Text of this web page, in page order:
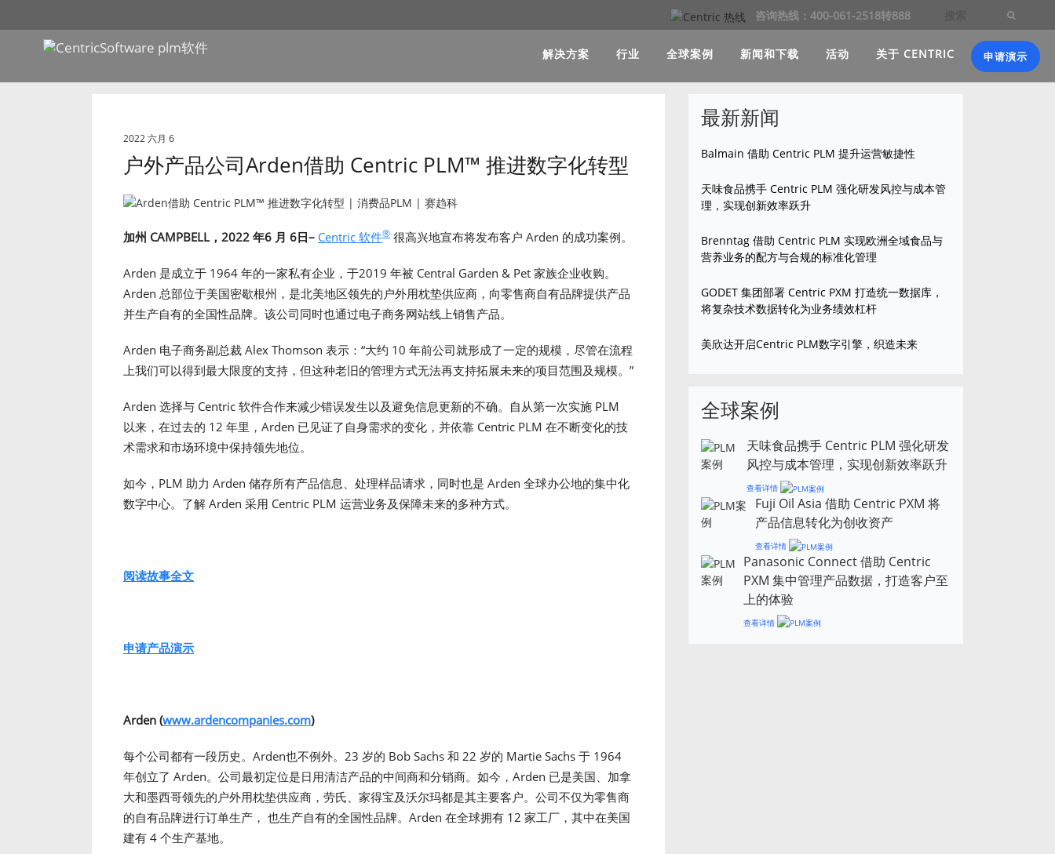
咨询热线：400-061-2518转888
解决方案 行业 全球案例 新闻和下载 活动 关于 CENTRIC 申请演示
2022 六月 6
户外产品公司Arden借助 Centric PLM™ 推进数字化转型
加州 CAMPBELL，2022 年6 月 6日– Centric 软件® 很高兴地宣布将发布客户 Arden 的成功案例。
Arden 是成立于 1964 年的一家私有企业，于2019 年被 Central Garden & Pet 家族企业收购。
Arden 总部位于美国密歇根州，是北美地区领先的户外用枕垫供应商，向零售商自有品牌提供产品
并生产自有的全国性品牌。该公司同时也通过电子商务网站线上销售产品。
Arden 电子商务副总裁 Alex Thomson 表示：“大约 10 年前公司就形成了一定的规模，尽管在流程
上我们可以得到最大限度的支持，但这种老旧的管理方式无法再支持拓展未来的项目范围及规模。”
Arden 选择与 Centric 软件合作来减少错误发生以及避免信息更新的不确。自从第一次实施 PLM
以来，在过去的 12 年里，Arden 已见证了自身需求的变化，并依靠 Centric PLM 在不断变化的技
术需求和市场环境中保持领先地位。
如今，PLM 助力 Arden 储存所有产品信息、处理样品请求，同时也是 Arden 全球办公地的集中化
数字中心。了解 Arden 采用 Centric PLM 运营业务及保障未来的多种方式。
阅读故事全文
申请产品演示
Arden (www.ardencompanies.com)
每个公司都有一段历史。Arden也不例外。23 岁的 Bob Sachs 和 22 岁的 Martie Sachs 于 1964
年创立了 Arden。公司最初定位是日用清洁产品的中间商和分销商。如今，Arden 已是美国、加拿
大和墨西哥领先的户外用枕垫供应商，劳氏、家得宝及沃尔玛都是其主要客户。公司不仅为零售商
的自有品牌进行订单生产， 也生产自有的全国性品牌。Arden 在全球拥有 12 家工厂，其中在美国
建有 4 个生产基地。
最新新闻
Balmain 借助 Centric PLM 提升运营敏捷性
天味食品携手 Centric PLM 强化研发风控与成本管
理，实现创新效率跃升
Brenntag 借助 Centric PLM 实现欧洲全域食品与
营养业务的配方与合规的标准化管理
GODET 集团部署 Centric PXM 打造统一数据库，
将复杂技术数据转化为业务绩效杠杆
美欣达开启Centric PLM数字引擎，织造未来
全球案例
天味食品携手 Centric PLM 强化研发
风控与成本管理，实现创新效率跃升
查看详情
Fuji Oil Asia 借助 Centric PXM 将
产品信息转化为创收资产
查看详情
Panasonic Connect 借助 Centric
PXM 集中管理产品数据，打造客户至
上的体验
查看详情